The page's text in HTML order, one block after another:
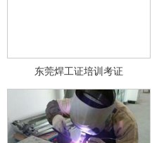
东莞焊工证培训考证